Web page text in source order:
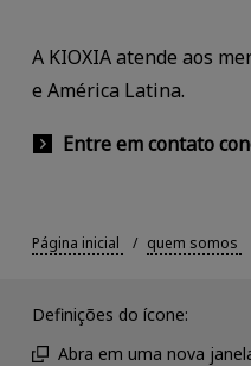
A KIOXIA atende aos
e América Latina.
Entre em contato
Página inicial quem somos
Definições do ícone:
Abra em uma nova